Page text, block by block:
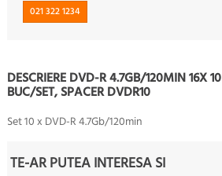
021 322 1234
DESCRIERE DVD-R 4.7GB/120MIN 16X 10
BUC/SET, SPACER DVDR10
Set 10 x DVD-R 4.7Gb/120min
TE-AR PUTEA INTERESA SI